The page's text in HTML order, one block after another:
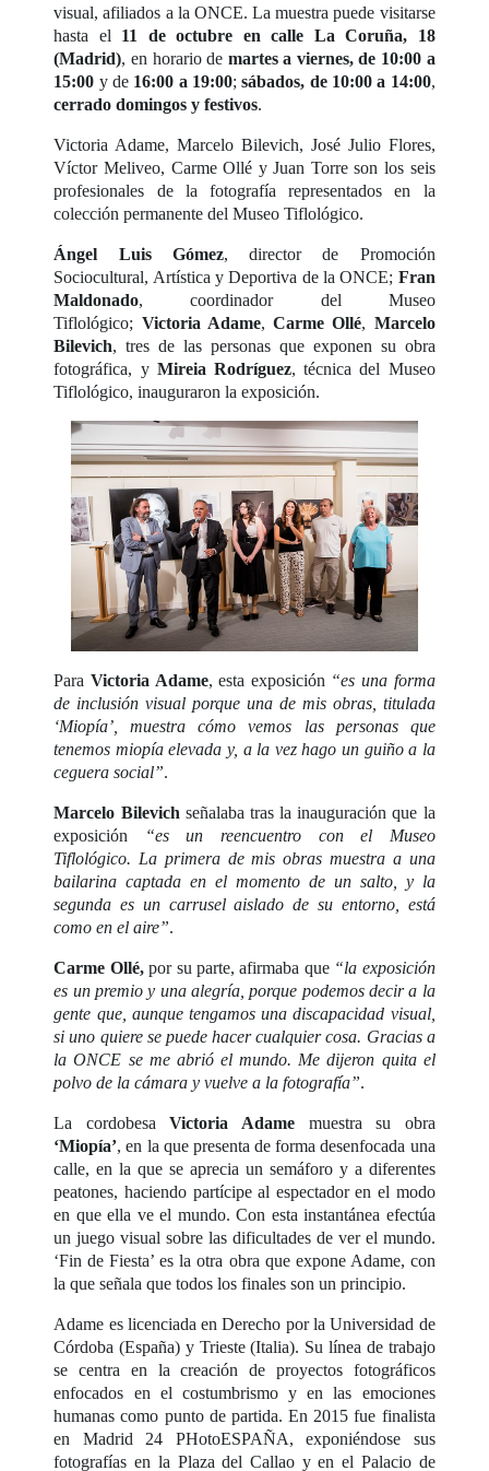
visual, afiliados a la ONCE. La muestra puede visitarse
hasta el 11 de octubre en calle La Coruña, 18
(Madrid), en horario de martes a viernes, de 10:00 a
15:00 y de 16:00 a 19:00;sábados, de 10:00 a 14:00,
cerrado domingos y festivos.
Victoria Adame, Marcelo Bilevich, José Julio Flores,
Víctor Meliveo, Carme Ollé y Juan Torre son los seis
profesionales de la fotografía representados en la
colección permanente del Museo Tiflológico.
Ángel Luis Gómez, director de Promoción
Sociocultural, Artística y Deportiva de la ONCE; Fran
Maldonado, coordinador del Museo
Tiflológico; Victoria Adame,Carme Ollé, Marcelo
Bilevich, tres de las personas que exponen su obra
fotográfica, y Mireia Rodríguez, técnica del Museo
Tiflológico, inauguraron la exposición.
Para Victoria Adame, esta exposición “es una forma
de inclusión visual porque una de mis obras, titulada
‘Miopía’, muestra cómo vemos las personas que
tenemos miopía elevada y, a la vez hago un guiño a la
ceguera social”.
Marcelo Bilevich señalaba tras la inauguración que la
exposición
“es un reencuentro con el Museo
Tiflológico. La primera de mis obras muestra a una
bailarina captada en el momento de un salto, y la
segunda es un carrusel aislado de su entorno, está
como en el aire”.
Carme Ollé,por su parte, afirmaba que “la exposición
es un premio y una alegría, porque podemos decir a la
gente que, aunque tengamos una discapacidad visual,
si uno quiere se puede hacer cualquier cosa. Gracias a
la ONCE se me abrió el mundo. Me dijeron quita el
polvo de la cámara y vuelve a la fotografía”.
La cordobesaVictoria Adame muestra su obra
‘Miopía’, en la que presenta de forma desenfocada una
calle, en la que se aprecia un semáforo y a diferentes
peatones, haciendo partícipe al espectador en el modo
en que ella ve el mundo. Con esta instantánea efectúa
un juego visual sobre las dificultades de ver el mundo.
‘Fin de Fiesta’ es la otra obra que expone Adame, con
la que señala que todos los finales son un principio.
Adame es licenciada en Derecho por la Universidad de
Córdoba (España) y Trieste (Italia). Su línea de trabajo
se centra en la creación de proyectos fotográficos
enfocados en el costumbrismo y en las emociones
humanas como punto de partida. En 2015 fue finalista
en Madrid 24 PHotoESPAÑA, exponiéndose sus
fotografías en la Plaza del Callao y en el Palacio de